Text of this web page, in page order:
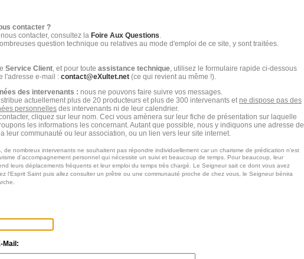
contacter ?
contacter, consultez la Foire Aux Questions.
question technique ou relatives au mode d'emploi de ce site, y sont traitées.
Service Client, et pour toute assistance technique, utilisez le formulaire rapide ci-dessous
l'adresse e-mail : contact@eXultet.net (ce qui revient au même !).
des intervenants : nous ne pouvons faire suivre vos messages.
actuellement plus de 20 producteurs et plus de 300 intervenants etne dispose pas des
personnelles des intervenants ni de leur calendrier.
cliquez sur leur nom. Ceci vous amènera sur leur fiche de présentation sur laquelle
les informations les concernant. Autant que possible, nous y indiquons une adresse de
leur communauté ou leur association, ou un lien vers leur site internet.
de nombreux intervenants ne souhaitent pas répondre individuellement car un charisme de prédication n'est
d'accompagnement personnel qui nécessite un suivi et beaucoup de temps. Pour beaucoup, leur
leurs déplacements fréquents et leur emploi du temps très chargé. Le Seigneur sait ce dont vous avez
l'Esprit Saint puis allez consulter un prêtre ou une communauté proche de chez vous, le Seigneur bénira
Mail: